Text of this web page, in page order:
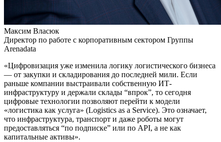
Максим Власюк
Директор по работе с корпоративным сектором Группы
Arenadata
«Цифровизация уже изменила логику логистического бизнеса
— от закупки и складирования до последней мили. Если
раньше компании выстраивали собственную ИТ-
инфраструктуру и держали склады “впрок”, то сегодня
цифровые технологии позволяют перейти к модели
«логистика как услуга» (Logistics as a Service). Это означает,
что инфраструктура, транспорт и даже роботы могут
предоставляться “по подписке” или по API, а не как
капитальные активы».